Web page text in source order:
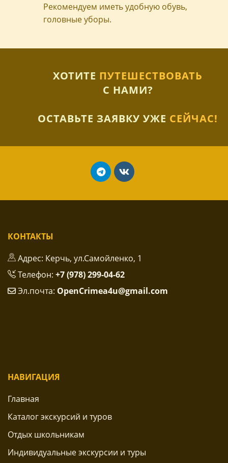
Рекомендуем иметь удобную обувь,
головные уборы.
ХОТИТЕ ПУТЕШЕСТВОВАТЬ
С НАМИ?
ОСТАВЬТЕ ЗАЯВКУ УЖЕ СЕЙЧАС!
КОНТАКТЫ
Адрес: Керчь, ул.Самойленко, 1
Телефон: +7 (978) 299-04-62
Эл.почта: OpenCrimea4u@gmail.com
НАВИГАЦИЯ
Главная
Каталог экскурсий и туров
Отдых школьникам
Индивидуальные экскурсии и туры